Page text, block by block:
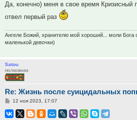
Да, конечно) меня в свое время Кризисный
отвел первый раз
Ангеле Божий, хранителю мой хороший... моли Бога
маленькой девочки)
Satou
полковник
Re: Жизнь после суицидальных
Сообщение
12 ноя 2023, 17:07